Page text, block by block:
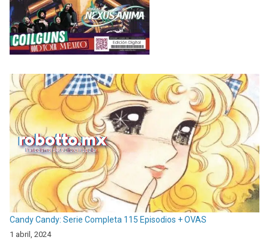
Candy Candy: Serie Completa 115 Episodios + OVAS
1 abril, 2024